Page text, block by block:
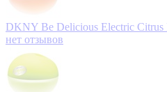
DKNY Be Delicious Electric Citrus
нет отзывов